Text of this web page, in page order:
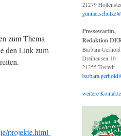
zum Thema
den Link zum
projekte.html
21279
Pressewartin,
Redaktion
Barbara Gerhold
Dreihausen 10
21255 Tostedt
weitere Kontakte